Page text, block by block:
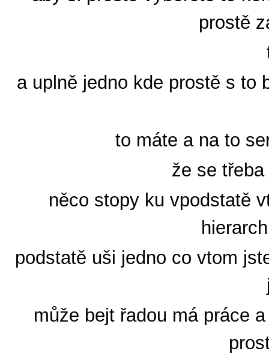
prostě
a uplně jedno kde prostě s to
to máte a na to
že se
něco stopy ku vpodstatě
podstatě uši jedno co vtom
může bejt řadou má práce